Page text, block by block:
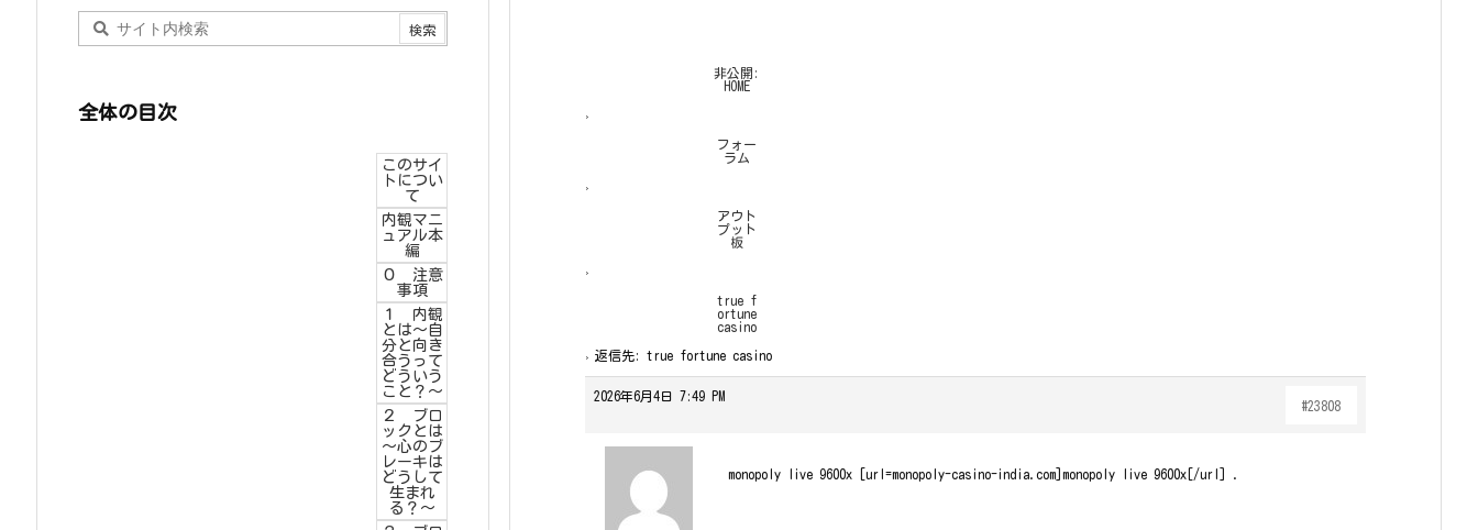
非公開:
HOME
›
フォー
ラム
›
アウト
プット
板
›
true f
ortune
casino
› 返信先: true fortune casino
2026年6月4日 7:49 PM
#23808
monopoly live 9600x [url=monopoly-casino-india.com]monopoly live 9600x[/url] .
全体の目次
このサイ
トについ
て
内観マニ
ュアル本
編
０ 注意
事項
１ 内観
とは～自
分と向き
合うって
どういう
こと？～
２ ブロ
ックとは
～心のブ
レーキは
どうして
生まれ
る？～